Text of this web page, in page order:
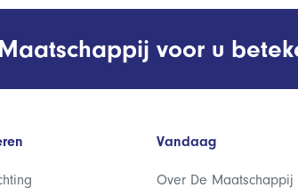
voor u
Vandaag
Over De Maatschappij